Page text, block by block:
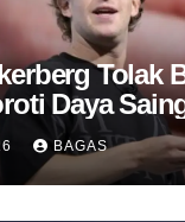
Tolak
Daya
BAGAS